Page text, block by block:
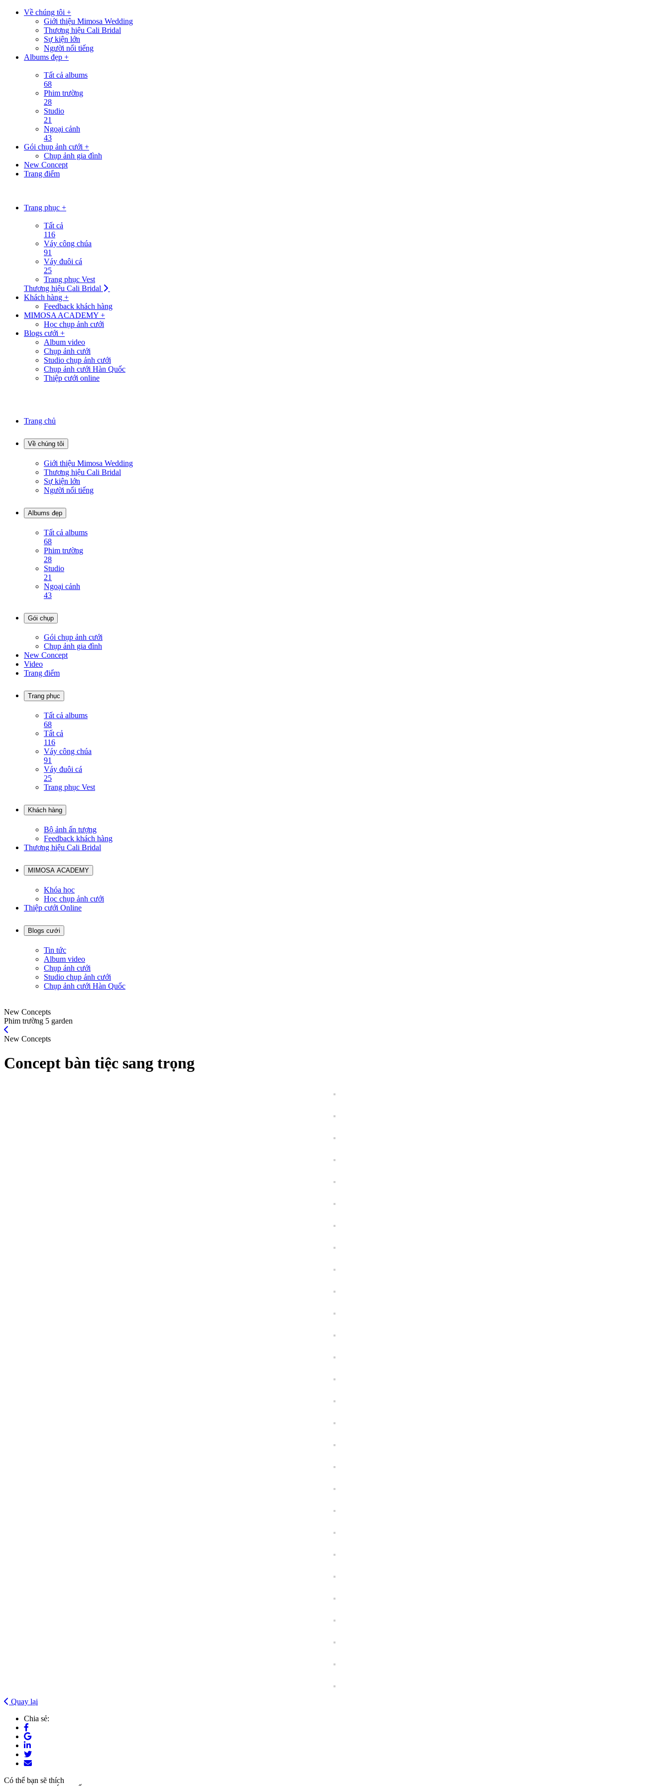
Về chúng tôi +
Giới thiệu Mimosa Wedding
Thương hiệu Cali Bridal
Sự kiện lớn
Người nổi tiếng
Albums đẹp +
Tất cả albums
68
Phim trường
28
Studio
21
Ngoại cảnh
43
Gói chụp ảnh cưới +
Chụp ảnh gia đình
New Concept
Trang điểm
Trang phục +
Tất cả
116
Váy công chúa
91
Váy đuôi cá
25
Trang phục Vest
Thương hiệu Cali Bridal
Khách hàng +
Feedback khách hàng
MIMOSA ACADEMY +
Học chụp ảnh cưới
Blogs cưới +
Album video
Chụp ảnh cưới
Studio chụp ảnh cưới
Chụp ảnh cưới Hàn Quốc
Thiệp cưới online
Trang chủ
Về chúng tôi
Giới thiệu Mimosa Wedding
Thương hiệu Cali Bridal
Sự kiện lớn
Người nổi tiếng
Albums đẹp
Tất cả albums
68
Phim trường
28
Studio
21
Ngoại cảnh
43
Gói chụp
Gói chụp ảnh cưới
Chụp ảnh gia đình
New Concept
Video
Trang điểm
Trang phục
Tất cả albums
68
Tất cả
116
Váy công chúa
91
Váy đuôi cá
25
Trang phục Vest
Khách hàng
Bộ ảnh ấn tượng
Feedback khách hàng
Thương hiệu Cali Bridal
MIMOSA ACADEMY
Khóa học
Học chụp ảnh cưới
Thiệp cưới Online
Blogs cưới
Tin tức
Album video
Chụp ảnh cưới
Studio chụp ảnh cưới
Chụp ảnh cưới Hàn Quốc
New Concepts
Phim trường 5 garden
New Concepts
Concept bàn tiệc sang trọng
Quay lại
Chia sẻ:
Có thể bạn sẽ thích